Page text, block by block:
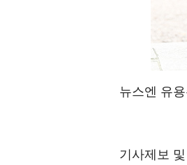
뉴스엔 유
기사제보 및